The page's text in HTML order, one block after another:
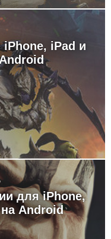
iPad и
для iPhone,
Android